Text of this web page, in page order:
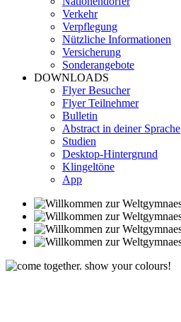
Verkehr
Verpflegung
Nützliche Informationen
Versicherung
Sonderangebote
DOWNLOADS
Flyer Besucher
Flyer Teilnehmer
Bulletin
Abstract in deiner Sprache
Studien
Desktop-Hintergrund
Klingeltöne
App